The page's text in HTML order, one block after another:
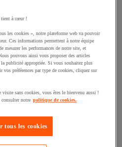
extérieur
d’insectes
volants
mains
tient à cœur !
les cookies », notre plateforme web va pouvoir
Ces informations permettent à notre équipe
mesurer les performances de notre site, et
pouvons ainsi vous proposer des articles
la publicité appropriée. Si vous souhaitez plus
préférences par type de cookies, cliquez sur
sans cookies, vous êtes le bienvenu aussi !
notre politique de cookies.
tous les cookies